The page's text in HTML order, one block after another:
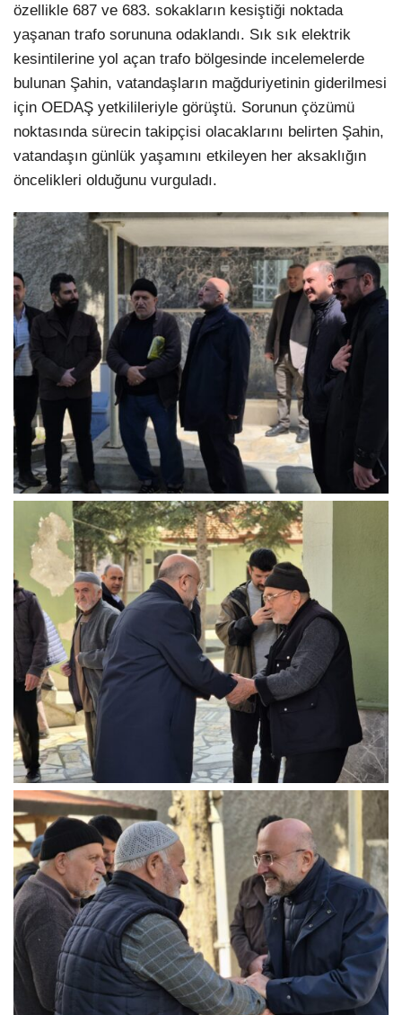
özellikle 687 ve 683. sokakların kesiştiği noktada
yaşanan trafo sorununa odaklandı. Sık sık elektrik
kesintilerine yol açan trafo bölgesinde incelemelerde
bulunan Şahin, vatandaşların mağduriyetinin giderilmesi
için OEDAŞ yetkilileriyle görüştü. Sorunun çözümü
noktasında sürecin takipçisi olacaklarını belirten Şahin,
vatandaşın günlük yaşamını etkileyen her aksaklığın
öncelikleri olduğunu vurguladı.